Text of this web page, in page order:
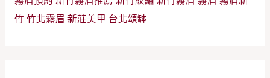
竹 竹北霧眉 新莊美甲 台北頌缽